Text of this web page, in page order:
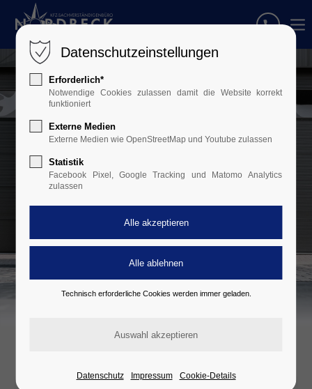
Datenschutzeinstellungen
Erforderlich*
Notwendige Cookies zulassen damit die Website korrekt
funktioniert
Externe Medien
Externe Medien wie OpenStreetMap und Youtube zulassen
Statistik
Facebook Pixel, Google Tracking und Matomo Analytics
zulassen
Technisch erforderliche Cookies werden immer geladen.
Datenschutz Impressum Cookie-Details